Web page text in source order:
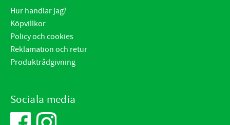
Hur handlar jag?
Köpvillkor
Policy och cookies
Reklamation och retur
Produktrådgivning
Sociala media